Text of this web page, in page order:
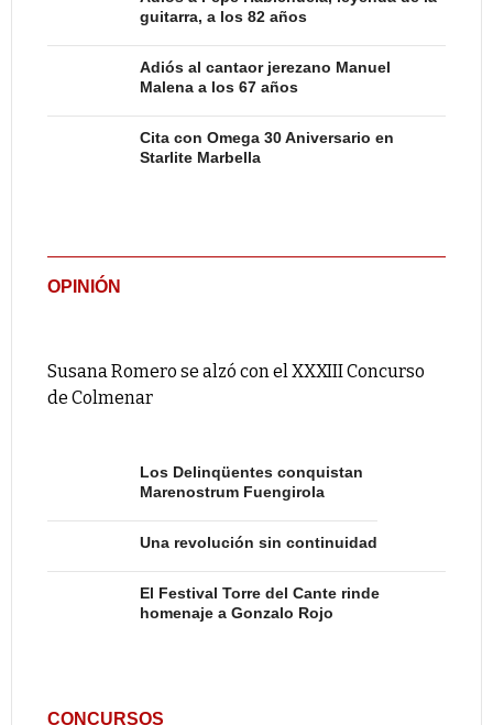
guitarra, a los 82 años
Adiós al cantaor jerezano Manuel
Malena a los 67 años
Cita con Omega 30 Aniversario en
Starlite Marbella
OPINIÓN
Susana Romero se alzó con el XXXIII Concurso
de Colmenar
Los Delinqüentes conquistan
Marenostrum Fuengirola
Una revolución sin continuidad
El Festival Torre del Cante rinde
homenaje a Gonzalo Rojo
CONCURSOS